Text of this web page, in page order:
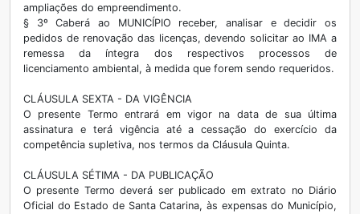
ampliações do empreendimento.
§ 3º Caberá ao MUNICÍPIO receber, analisar e decidir os
pedidos de renovação das licenças, devendo solicitar ao IMA a
remessa da íntegra dos respectivos processos de
licenciamento ambiental, à medida que forem sendo requeridos.
CLÁUSULA SEXTA - DA VIGÊNCIA
O presente Termo entrará em vigor na data de sua última
assinatura e terá vigência até a cessação do exercício da
competência supletiva, nos termos da Cláusula Quinta.
CLÁUSULA SÉTIMA - DA PUBLICAÇÃO
O presente Termo deverá ser publicado em extrato no Diário
Oficial do Estado de Santa Catarina, às expensas do Município,